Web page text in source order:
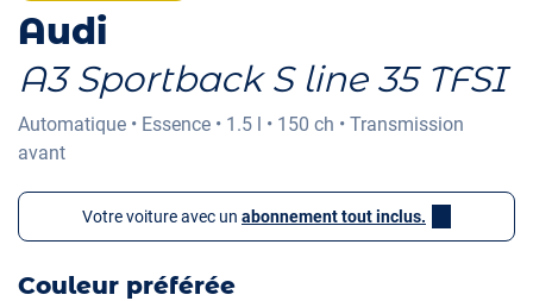
Audi
A3 Sportback S line 35 TFSI
Automatique • Essence • 1.5 l • 150 ch • Transmission
avant
Votre voiture avec un abonnement tout inclus.
Couleur préférée